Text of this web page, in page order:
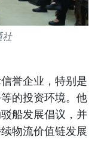
社
誉企业，特别是
的投资环境。他
船发展倡议，并
物流价值链发展